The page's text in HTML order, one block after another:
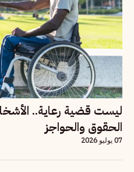
ليست قضية رعاية..
الحقوق والحواجز
07 يوليو 2026